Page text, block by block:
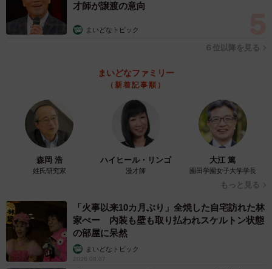
るという夫婦での内職でした。400枚で1セットとなる紙吹
雪を、毎日コツコツと仕上げていたそうです。
「今は金がなくてしんどいが、いつしか俺は社長になっ
て、お前が欲しいものをいっぱい買っちゃる。今は信じら
れんかもしれんが、頑張ると誓う」
才師が譲渡の意向
まいどなトピック
６位以降を見る
まいどなファミリー
（新着記事順）
森岡 浩
姓氏研究家
ハイヒール・リンゴ
漫才師
大江 篤
園田学園女子大学学長
もっと見る
「火事以来10カ月ぶり」全焼した自宅訪れた林
家ぺー 内装も壁も取り払われスケルトン状態
の部屋に呆然
まいどなトピック
2026.08.07